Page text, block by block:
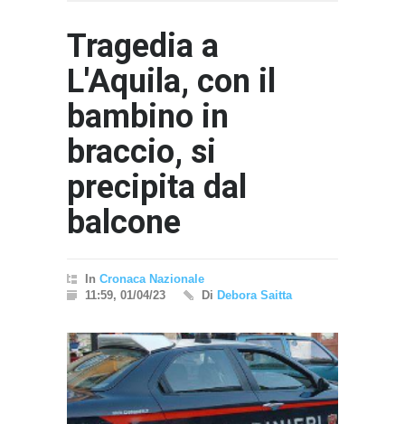
Tragedia a
L'Aquila, con il
bambino in
braccio, si
precipita dal
balcone
In Cronaca Nazionale
11:59, 01/04/23
Di Debora Saitta